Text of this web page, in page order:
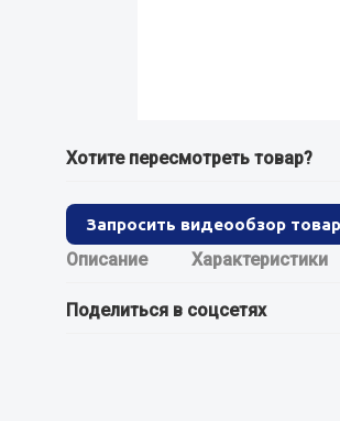
Хотите пересмотреть товар?
Запросить видеообзор
Описание Характеристики
Поделиться в соцсетях